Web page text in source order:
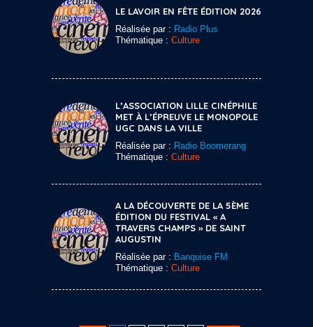
LE LAVOIR EN FÊTE ÉDITION 2026
Réalisée par : Radio Plus
Thématique : Culture
L’ASSOCIATION LILLE CINÉPHILE
MET À L’ÉPREUVE LE MONOPOLE
UGC DANS LA VILLE
Réalisée par : Radio Boomerang
Thématique : Culture
A LA DÉCOUVERTE DE LA 5ÈME
ÉDITION DU FESTIVAL « A
TRAVERS CHAMPS » DE SAINT
AUGUSTIN
Réalisée par : Banquise FM
Thématique : Culture